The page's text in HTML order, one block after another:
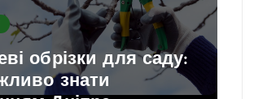
обрізки для саду:
знати